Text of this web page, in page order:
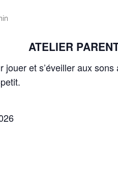
ATELIER
jouer et s’éveiller aux